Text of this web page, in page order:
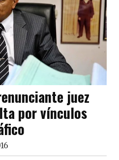
juez
por vínculos